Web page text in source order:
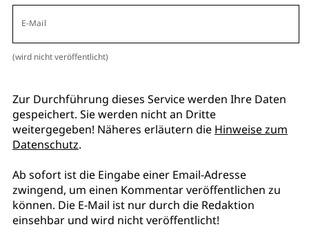
E-Mail
(wird nicht veröffentlicht)
Zur Durchführung dieses Service werden Ihre Daten
gespeichert. Sie werden nicht an Dritte
weitergegeben! Näheres erläutern die Hinweise zum
Datenschutz.
Ab sofort ist die Eingabe einer Email-Adresse
zwingend, um einen Kommentar veröffentlichen zu
können. Die E-Mail ist nur durch die Redaktion
einsehbar und wird nicht veröffentlicht!